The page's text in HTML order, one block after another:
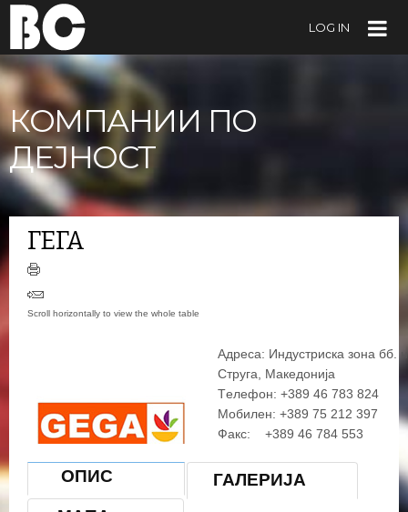
LOG IN
КОМПАНИИ ПО
ДЕЈНОСТ
ГЕГА
Aдреса: Индустриска зона бб.
Струга, Македонија
Tелефон: +389 46 783 824
Мобилен: +389 75 212 397
Факс: +389 46 784 553
ОПИС
ГАЛЕРИЈА
+